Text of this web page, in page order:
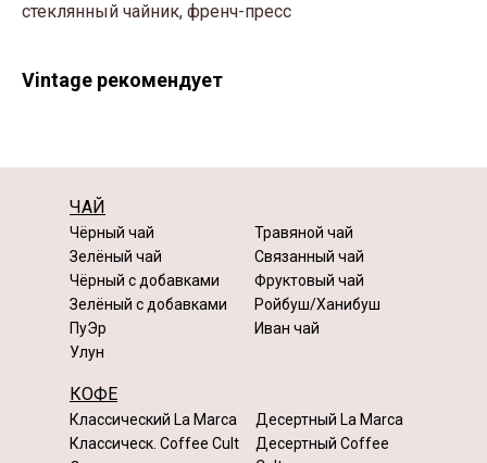
стеклянный чайник, френч-пресс
Vintage рекомендует
ЧАЙ
Чёрный чай
Зелёный чай
Чёрный с добавками
Классическ. Coffee Cult
Зелёный с добавками
ПуЭр
Улун
Травяной чай
Связанный чай
Фруктовый чай
Ройбуш/Ханибуш
Иван чай
Классический La Marca
КОФЕ
Десертный Coffee
Десертный La Marca